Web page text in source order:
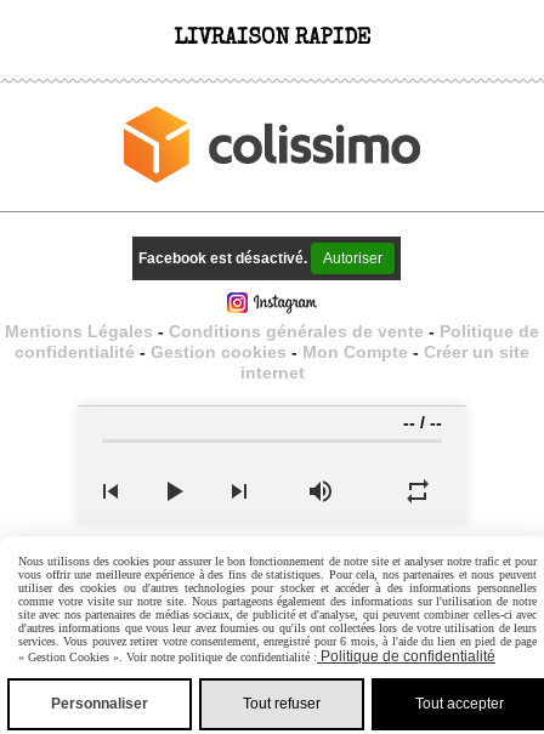
LIVRAISON RAPIDE
Facebook est désactivé. Autoriser
Mentions Légales Conditions générales de vente
Politique de
confidentialité
Gestion cookies Mon Compte
Créer un site
internet
-- / --
Nous utilisons des cookies pour assurer le bon fonctionnement de notre site et analyser notre trafic et pour
vous offrir une meilleure expérience à des fins de statistiques. Pour cela, nos partenaires et nous peuvent
utiliser des cookies ou d'autres technologies pour stocker et accéder à des informations personnelles
comme votre visite sur notre site. Nous partageons également des informations sur l'utilisation de notre
site avec nos partenaires de médias sociaux, de publicité et d'analyse, qui peuvent combiner celles-ci avec
d'autres informations que vous leur avez fournies ou qu'ils ont collectées lors de votre utilisation de leurs
services. Vous pouvez retirer votre consentement, enregistré pour 6 mois, à l'aide du lien en pied de page
« Gestion Cookies ». Voir notre politique de confidentialité : Politique de confidentialité
Personnaliser Tout refuser Tout accepter